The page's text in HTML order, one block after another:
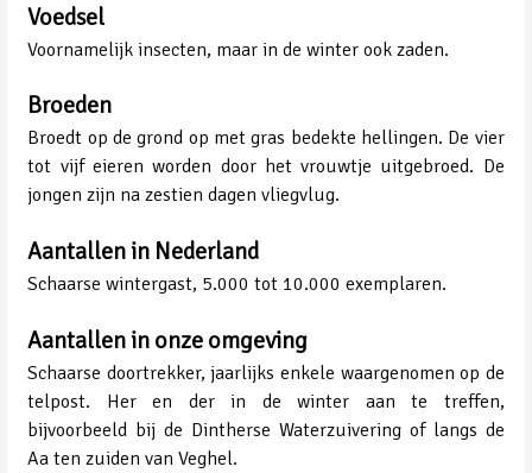
Voedsel
Voornamelijk insecten, maar in de winter ook zaden.
Broeden
Broedt op de grond op met gras bedekte hellingen. De vier
tot vijf eieren worden door het vrouwtje uitgebroed. De
jongen zijn na zestien dagen vliegvlug.
Aantallen in Nederland
Schaarse wintergast, 5.000 tot 10.000 exemplaren.
Aantallen in onze omgeving
Schaarse doortrekker, jaarlijks enkele waargenomen op de
telpost. Her en der in de winter aan te treffen,
bijvoorbeeld bij de Dintherse Waterzuivering of langs de
Aa ten zuiden van Veghel.